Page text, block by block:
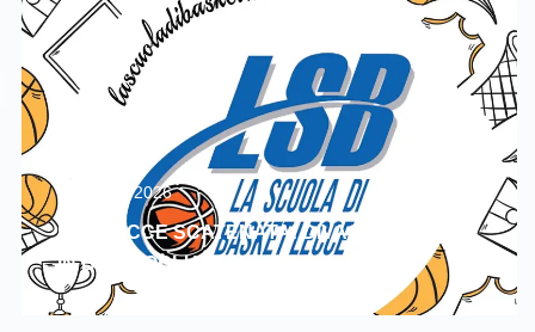
Agosto 6, 2026
LSB LECCE SCATENATA! DIVAC E FLORES
IN BIANCOBLU